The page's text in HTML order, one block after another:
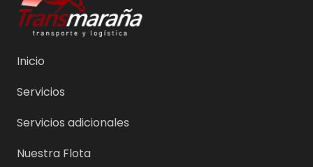
Inicio
Servicios
Servicios adicionales
Nuestra Flota